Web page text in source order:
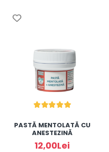
PASTĂ MENTOLATĂ CU
ANESTEZINĂ
12,00Lei